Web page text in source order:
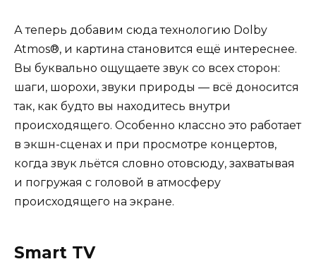
А теперь добавим сюда технологию Dolby
Atmos®, и картина становится ещё интереснее.
Вы буквально ощущаете звук со всех сторон:
шаги, шорохи, звуки природы — всё доносится
так, как будто вы находитесь внутри
происходящего. Особенно классно это работает
в экшн-сценах и при просмотре концертов,
когда звук льётся словно отовсюду, захватывая
и погружая с головой в атмосферу
происходящего на экране.
Smart TV